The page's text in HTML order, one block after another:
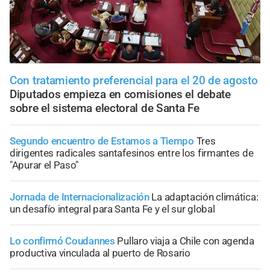
Con tratamiento preferencial para el 20 de agosto
Diputados empieza en comisiones el debate
sobre el sistema electoral de Santa Fe
Segundo encuentro de Estamos a Tiempo Tres
dirigentes radicales santafesinos entre los firmantes de
"Apurar el Paso"
Jornada de Internacionalización La adaptación climática:
un desafío integral para Santa Fe y el sur global
Lo confirmó Coudannes Pullaro viaja a Chile con agenda
productiva vinculada al puerto de Rosario